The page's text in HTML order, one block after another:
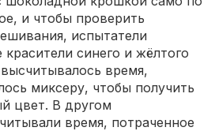
и чтобы проверить
испытатели
синего и жёлтого
время,
миксеру, чтобы получить
цвет. В другом
время, потраченное